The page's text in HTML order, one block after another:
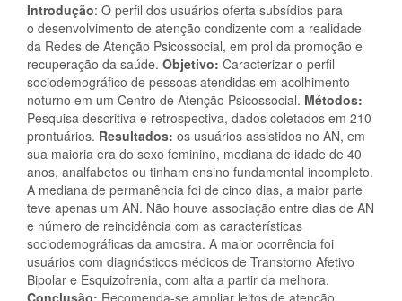
Introdução: O perfil dos usuários oferta subsídios para
o desenvolvimento de atenção condizente com a realidade
da Redes de Atenção Psicossocial, em prol da promoção e
recuperação da saúde. Objetivo: Caracterizar o perfil
sociodemográfico de pessoas atendidas em acolhimento
noturno em um Centro de Atenção Psicossocial. Métodos:
Pesquisa descritiva e retrospectiva, dados coletados em 210
prontuários. Resultados: os usuários assistidos no AN, em
sua maioria era do sexo feminino, mediana de idade de 40
anos, analfabetos ou tinham ensino fundamental incompleto.
A mediana de permanência foi de cinco dias, a maior parte
teve apenas um AN. Não houve associação entre dias de AN
e número de reincidência com as características
sociodemográficas da amostra. A maior ocorrência foi
usuários com diagnósticos médicos de Transtorno Afetivo
Bipolar e Esquizofrenia, com alta a partir da melhora.